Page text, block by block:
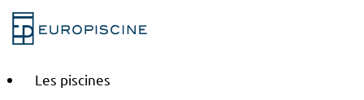
Les piscines